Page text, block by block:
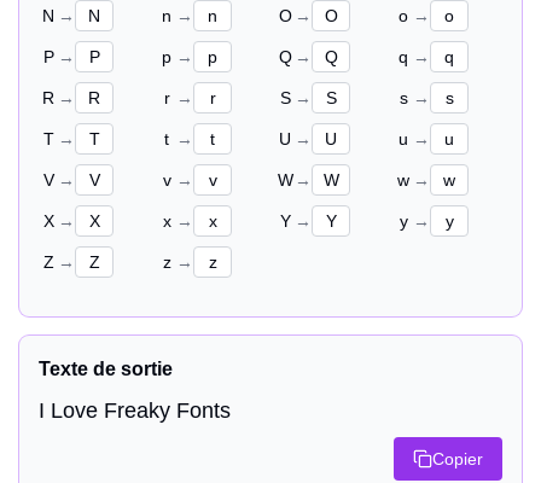
N → n → O → o →
P → p → Q → q →
R → r → S → s →
T → t → U → u →
V → v → W → w →
X → x → Y → y →
Z → z →
Texte de sortie
I Love Freaky Fonts
Copier